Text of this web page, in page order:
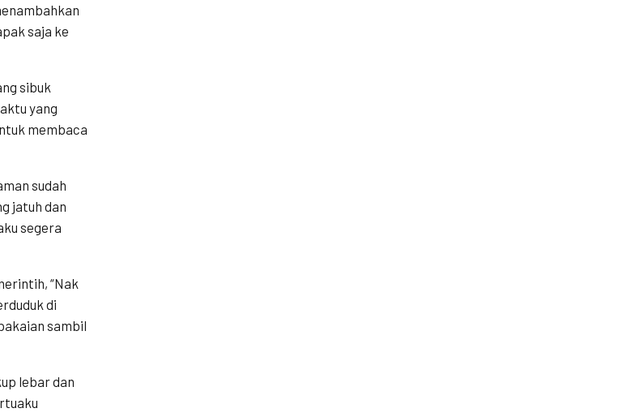
saja ke
sibuk
yang
membaca
sudah
jatuh dan
segera
“Nak
di
sambil
lebar dan